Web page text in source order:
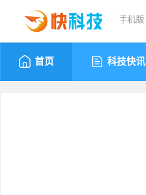
手机版
首页 科技快讯